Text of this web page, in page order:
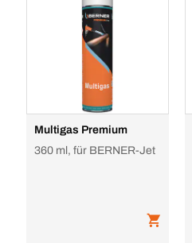
Multigas Premium
360 ml, für BERNER-Jet